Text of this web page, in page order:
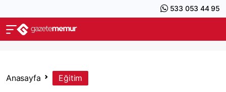
533 053 44 95
Anasayfa Eğitim